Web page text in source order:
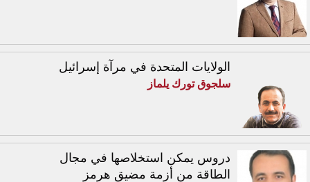
الولايات المتحدة في مرآة إسرائيل
سلجوق تورك يلماز
دروس يمكن استخلاصها في مجال
الطاقة من أزمة مضيق هرمز